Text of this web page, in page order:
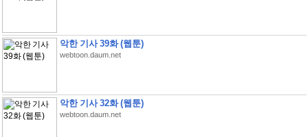
악한 기사 39화 (웹툰)
webtoon.daum.net
악한 기사 32화 (웹툰)
webtoon.daum.net